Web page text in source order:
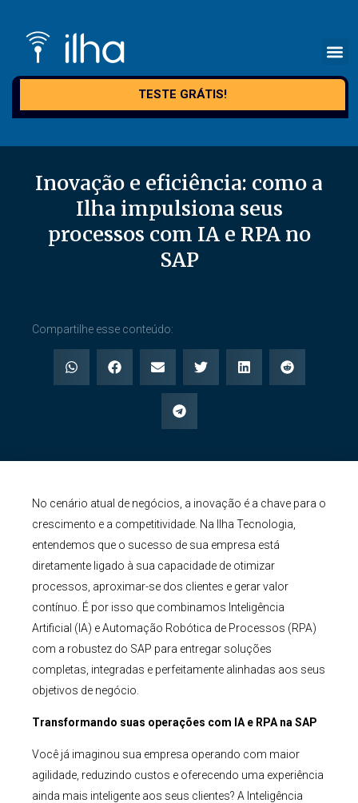
TESTE GRÁTIS!
Inovação e eficiência: como a
Ilha impulsiona seus
processos com IA e RPA no
SAP
Compartilhe esse conteúdo:
No cenário atual de negócios, a inovação é a chave para o
crescimento e a competitividade. Na Ilha Tecnologia,
entendemos que o sucesso de sua empresa está
diretamente ligado à sua capacidade de otimizar
processos, aproximar-se dos clientes e gerar valor
contínuo. É por isso que combinamos Inteligência
Artificial (IA) e Automação Robótica de Processos (RPA)
com a robustez do SAP para entregar soluções
completas, integradas e perfeitamente alinhadas aos seus
objetivos de negócio.
Transformando suas operações com IA e RPA na SAP
Você já imaginou sua empresa operando com maior
agilidade, reduzindo custos e oferecendo uma experiência
ainda mais inteligente aos seus clientes? A Inteligência